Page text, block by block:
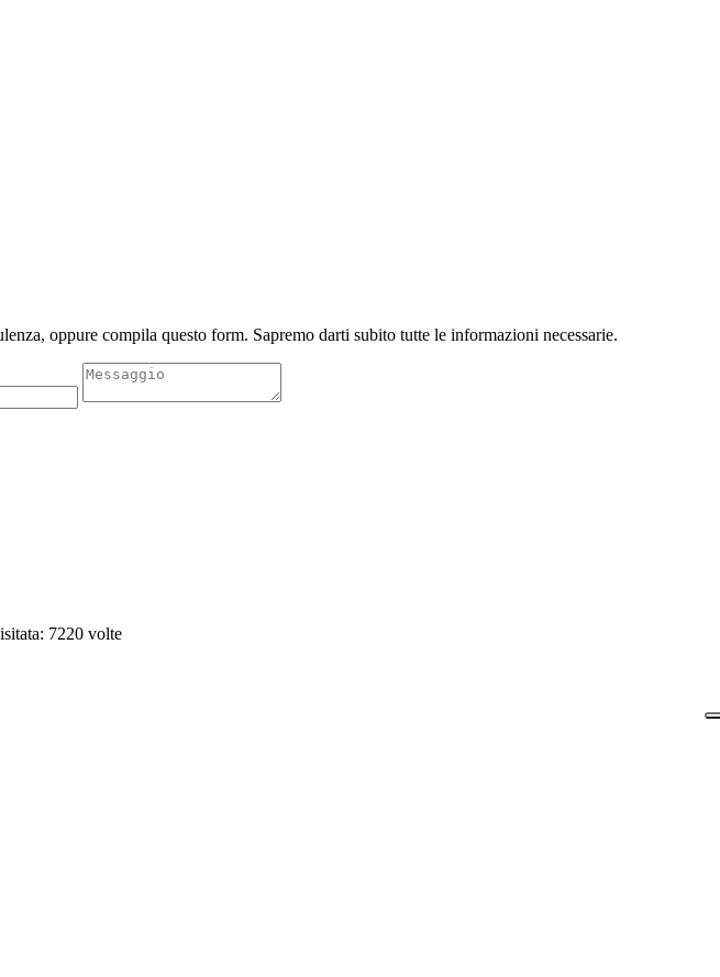
oppure compila questo form. Sapremo darti subito tutte le informazioni necessarie.
7220 volte